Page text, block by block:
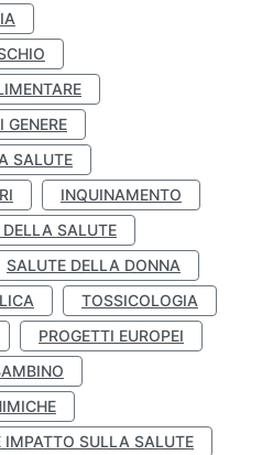
GENERE
SALUTE
INQUINAMENTO
SALUTE
SALUTE DELLA DONNA
TOSSICOLOGIA
PROGETTI EUROPEI
IMPATTO SULLA SALUTE